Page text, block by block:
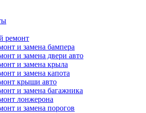
ремонт
и замена бампера
и замена двери авто
и замена крыла
и замена капота
крыши авто
и замена багажника
лонжерона
и замена порогов